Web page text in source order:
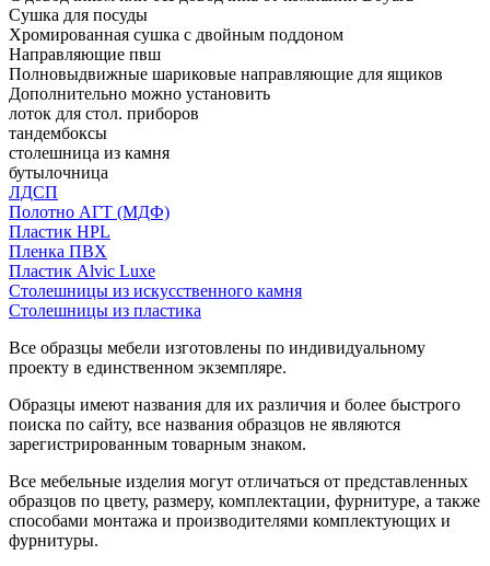
Сушка для посуды
Хромированная сушка с двойным поддоном
Направляющие пвш
Полновыдвижные шариковые направляющие для ящиков
Дополнительно можно установить
лоток для стол. приборов
тандембоксы
столешница из камня
бутылочница
ЛДСП
Полотно АГТ (МДФ)
Пластик HPL
Пленка ПВХ
Пластик Alvic Luxe
Столешницы из искусственного камня
Столешницы из пластика
Все образцы мебели изготовлены по индивидуальному
проекту в единственном экземпляре.
Образцы имеют названия для их различия и более быстрого
поиска по сайту, все названия образцов не являются
зарегистрированным товарным знаком.
Все мебельные изделия могут отличаться от представленных
образцов по цвету, размеру, комплектации, фурнитуре, а также
способами монтажа и производителями комплектующих и
фурнитуры.